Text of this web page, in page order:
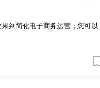
到简化电子商务运营；您可以